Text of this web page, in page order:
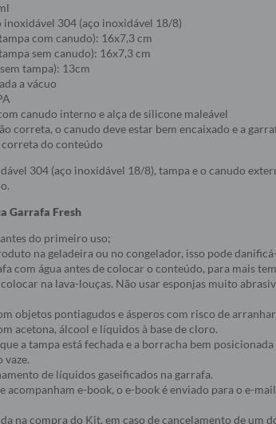
inoxidável 304 (aço inoxidável 18/8)
com canudo): 16x7,3 cm
sem canudo): 16x7,3 cm
tampa): 13cm
a vácuo
canudo interno e alça de silicone maleável
correta, o canudo deve estar bem encaixado e a
do conteúdo
304 (aço inoxidável 18/8), tampa e o canudo
Garrafa Fresh
do primeiro uso;
na geladeira ou no congelador, isso pode
com água antes de colocar o conteúdo, para mais
colocar na lava-louças. Não usar esponjas muito
objetos pontiagudos e ásperos com risco de arranhar
acetona, álcool e líquidos à base de cloro.
a tampa está fechada e a borracha bem
de líquidos gaseificados na garrafa.
acompanham e-book, o e-book é enviado para o e-
na compra do Kit, em caso de cancelamento de um